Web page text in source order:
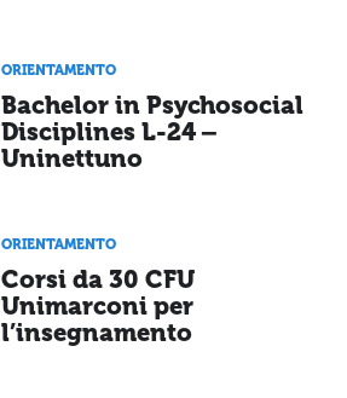
ORIENTAMENTO
Bachelor in Psychosocial
Disciplines L-24 –
Uninettuno
ORIENTAMENTO
Corsi da 30 CFU
Unimarconi per
l’insegnamento